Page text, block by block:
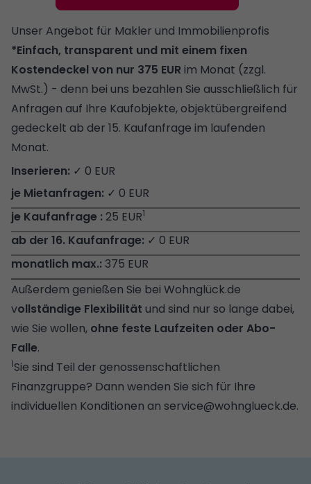
Unser Angebot für Makler und Immobilienprofis
*Einfach, transparent und mit einem fixen
Kostendeckel von nur 375 EUR im Monat (zzgl.
MwSt.) - denn bei uns bezahlen Sie ausschließlich für
Anfragen auf Ihre Kaufobjekte, objektübergreifend
gedeckelt ab der 15. Kaufanfrage im laufenden
Monat.
✓ 0 EUR
✓ 0 EUR
25 EUR1
✓ 0 EUR
375 EUR
Außerdem genießen Sie bei Wohnglück.de
vollständige Flexibilität und sind nur so lange dabei,
wie Sie wollen, ohne feste Laufzeiten oder Abo-
Falle.
1Sie sind Teil der genossenschaftlichen
Finanzgruppe? Dann wenden Sie sich für Ihre
individuellen Konditionen an service@wohnglueck.de.